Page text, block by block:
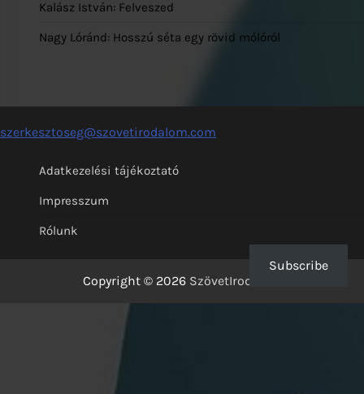
Kalász István: Felveszed
Nagy Lóránd: Hosszú séta egy rövid mólóról
szerkesztoseg@szovetirodalom.com
Adatkezelési tájékoztató
Impresszum
Rólunk
Copyright © 2026 SzövetIrodalom
Subscribe